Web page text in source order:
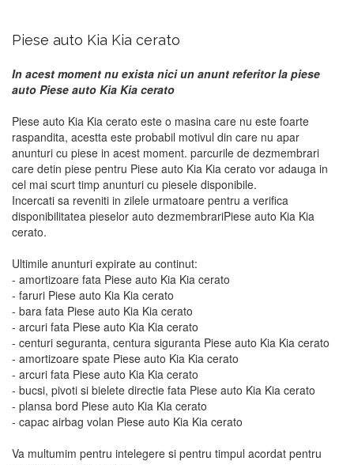
Piese auto Kia Kia cerato
In acest moment nu exista nici un anunt referitor la piese
auto Piese auto Kia Kia cerato
Piese auto Kia Kia cerato este o masina care nu este foarte
raspandita, acestta este probabil motivul din care nu apar
anunturi cu piese in acest moment. parcurile de dezmembrari
care detin piese pentru Piese auto Kia Kia cerato vor adauga in
cel mai scurt timp anunturi cu piesele disponibile.
Incercati sa reveniti in zilele urmatoare pentru a verifica
disponibilitatea pieselor auto dezmembrariPiese auto Kia Kia
cerato.
Ultimile anunturi expirate au continut:
- amortizoare fata Piese auto Kia Kia cerato
- faruri Piese auto Kia Kia cerato
- bara fata Piese auto Kia Kia cerato
- arcuri fata Piese auto Kia Kia cerato
- centuri seguranta, centura siguranta Piese auto Kia Kia cerato
- amortizoare spate Piese auto Kia Kia cerato
- arcuri fata Piese auto Kia Kia cerato
- bucsi, pivoti si bielete directie fata Piese auto Kia Kia cerato
- plansa bord Piese auto Kia Kia cerato
- capac airbag volan Piese auto Kia Kia cerato
Va multumim pentru intelegere si pentru timpul acordat pentru